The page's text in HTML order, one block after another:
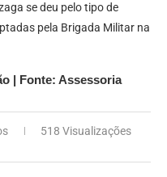
se deu pelo tipo de
pela Brigada Militar na
| Fonte: Assessoria
518 Visualizações